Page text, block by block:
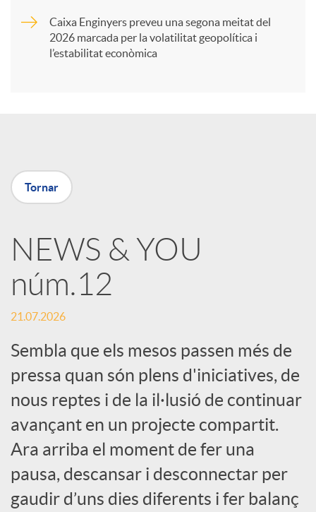
a
a
r
x
e
s
S
Caixa Enginyers preveu una segona meitat del
2026 marcada per la volatilitat geopolítica i
l’estabilitat econòmica
Tornar
NEWS & YOU
núm.12
21.07.2026
Sembla que els mesos passen més de
pressa quan són plens d'iniciatives, de
nous reptes i de la il·lusió de continuar
avançant en un projecte compartit.
Ara arriba el moment de fer una
pausa, descansar i desconnectar per
gaudir d’uns dies diferents i fer balanç